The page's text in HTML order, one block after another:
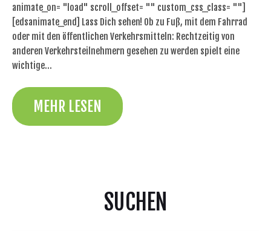
animate_on= "load" scroll_offset= "" custom_css_class= ""]
[edsanimate_end] Lass Dich sehen! Ob zu Fuß, mit dem Fahrrad
oder mit den öffentlichen Verkehrsmitteln: Rechtzeitig von
anderen Verkehrsteilnehmern gesehen zu werden spielt eine
wichtige…
MEHR LESEN
SUCHEN